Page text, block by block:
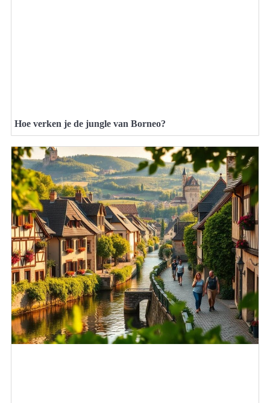
Hoe verken je de jungle van Borneo?